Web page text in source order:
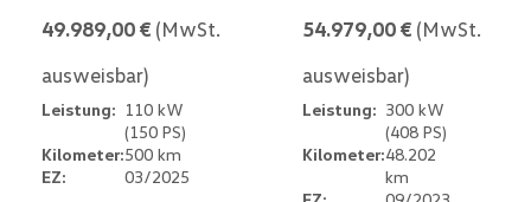
49.989,00 € (MwSt.
ausweisbar)
Leistung: 110 kW
(150 PS)
Kilometer:500 km
EZ:
03/2025
54.979,00 € (MwSt.
ausweisbar)
Leistung: 300 kW
(408 PS)
Kilometer:48.202
km